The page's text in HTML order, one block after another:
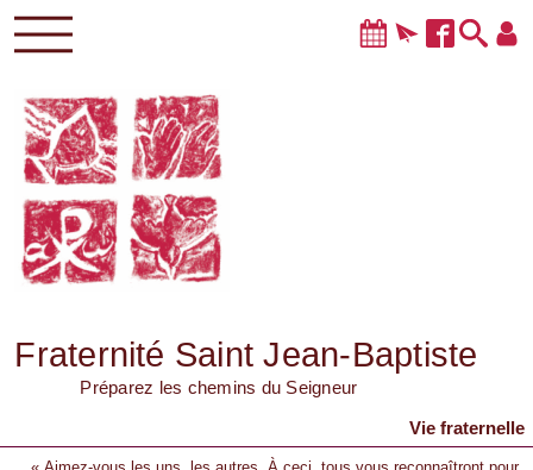
Fraternité Saint Jean-Baptiste
Préparez les chemins du Seigneur
Vie fraternelle